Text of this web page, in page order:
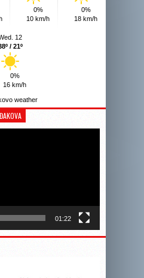
0%
10 km/h
0%
18 km/h
12
/ 21º
0%
16 km/h
weather
01:22